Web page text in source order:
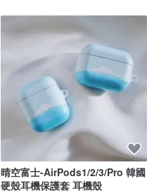
晴空富士-AirPods1/2/3/Pro 韓國
硬殼耳機保護套 耳機殼